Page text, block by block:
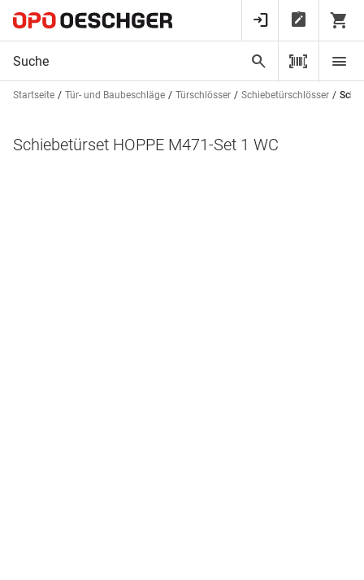
Startseite Tür- und Baubeschläge Türschlösser Schiebetürschlösser
Schiebetürset HOPPE M471-Set 1 WC